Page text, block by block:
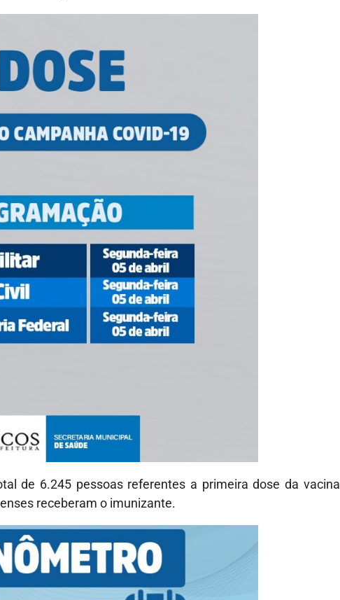
de 6.245 pessoas referentes a primeira dose da vacina
receberam o imunizante.